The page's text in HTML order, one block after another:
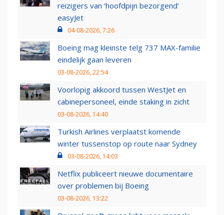
reizigers van ‘hoofdpijn bezorgend’
easyJet
04-08-2026, 7:26
Boeing mag kleinste telg 737 MAX-familie
eindelijk gaan leveren
03-08-2026, 22:54
Voorlopig akkoord tussen WestJet en
cabinepersoneel, einde staking in zicht
03-08-2026, 14:40
Turkish Airlines verplaatst komende
winter tussenstop op route naar Sydney
03-08-2026, 14:03
Netflix publiceert nieuwe documentaire
over problemen bij Boeing
03-08-2026, 13:22